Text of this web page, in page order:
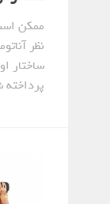
ممکن
نظر
ساختار
پرداخته